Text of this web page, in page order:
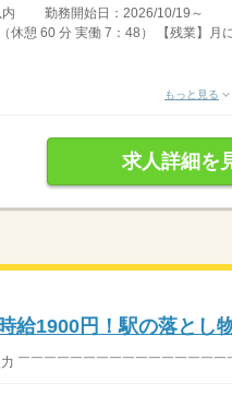
内 勤務開始日：2026/10/19～
休憩 60 分 実働 7：48） 【残業】月
もっと見る
求人詳細を
給1900円！駅の落とし
￣￣￣￣￣￣￣￣￣￣￣￣￣￣￣